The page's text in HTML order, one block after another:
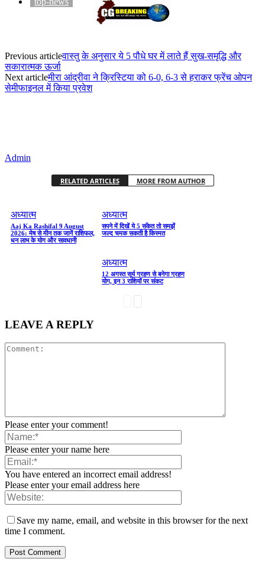
Previous articleवास्तु के अनुसार ये 5 पौधे घर में लाते हैं सुख-समृद्धि और
सकारात्मक ऊर्जा
Next articleमीरा आंद्रीवा ने क्रिस्टिया को 6-0, 6-3 से हराकर फ्रेंच ओपन
सेमीफाइनल में किया प्रवेश
Admin
RELATED ARTICLES MORE FROM AUTHOR
अध्यात्म
Aaj Ka Rashifal 9 August
2026: मेष से मीन तक जानें राशिफल,
धन लाभ के योग और सावधानी
अध्यात्म
सपने में दिखें ये 5 संकेत तो समझें
जल्द चमक सकती है किस्मत
अध्यात्म
12 अगस्त सूर्य ग्रहण से बनेगा ग्रहण
योग, इन 3 राशियों पर संकट
LEAVE A REPLY
Please enter your comment!
Please enter your name here
You have entered an incorrect email address!
Please enter your email address here
Save my name, email, and website in this browser for the next
time I comment.